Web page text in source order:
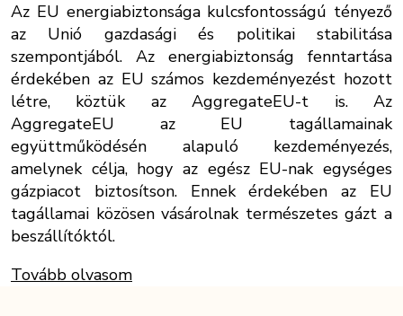
Az EU energiabiztonsága kulcsfontosságú tényező
az Unió gazdasági és politikai stabilitása
szempontjából. Az energiabiztonság fenntartása
érdekében az EU számos kezdeményezést hozott
létre, köztük az AggregateEU-t is. Az
AggregateEU az EU tagállamainak
együttműködésén alapuló kezdeményezés,
amelynek célja, hogy az egész EU-nak egységes
gázpiacot biztosítson. Ennek érdekében az EU
tagállamai közösen vásárolnak természetes gázt a
beszállítóktól.
Tovább olvasom